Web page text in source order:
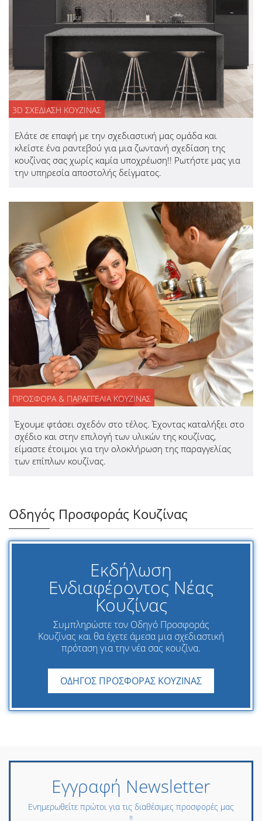
3D ΣΧΕΔΙΑΣΗ ΚΟΥΖΙΝΑΣ
Ελάτε σε επαφή με την σχεδιαστική μας ομάδα και
κλείστε ένα ραντεβού για μια ζωντανή σχεδίαση της
κουζίνας σας χωρίς καμία υποχρέωση!! Ρωτήστε μας για
την υπηρεσία αποστολής δείγματος.
ΠΡΟΣΦΟΡΑ & ΠΑΡΑΓΓΕΛΙΑ ΚΟΥΖΙΝΑΣ
Έχουμε φτάσει σχεδόν στο τέλος. Έχοντας καταλήξει στο
σχέδιο και στην επιλογή των υλικών της κουζίνας,
είμαστε έτοιμοι για την ολοκλήρωση της παραγγελίας
των επίπλων κουζίνας.
Οδηγός Προσφοράς Κουζίνας
Εκδήλωση
Ενδιαφέροντος Νέας
Κουζίνας
Συμπληρώστε τον Οδηγό Προσφοράς
Κουζίνας και θα έχετε άμεσα μια σχεδιαστική
πρόταση για την νέα σας κουζίνα.
ΟΔΗΓΟΣ ΠΡΟΣΦΟΡΑΣ ΚΟΥΖΙΝΑΣ
Εγγραφή Newsletter
Ενημερωθείτε πρώτοι για τις διαθέσιμες προσφορές μας
!!